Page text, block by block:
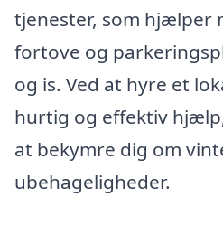
tjenester, som hjælper
fortove og
og is. Ved at hyre et
hurtig og effektiv
at bekymre dig om
ubehageligheder.